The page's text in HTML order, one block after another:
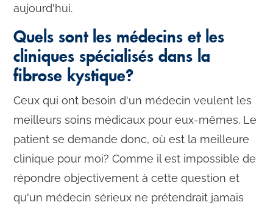
aujourd'hui.
Quels sont les médecins et les
cliniques spécialisés dans la
fibrose kystique?
Ceux qui ont besoin d'un médecin veulent les
meilleurs soins médicaux pour eux-mêmes. Le
patient se demande donc, où est la meilleure
clinique pour moi? Comme il est impossible de
répondre objectivement à cette question et
qu'un médecin sérieux ne prétendrait jamais